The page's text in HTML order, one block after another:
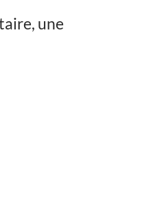
une